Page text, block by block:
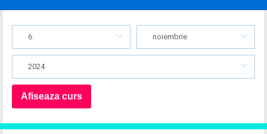
6 noiembrie
2024